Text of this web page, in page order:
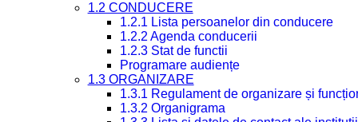
1.2 CONDUCERE
1.2.1 Lista persoanelor din conducere
1.2.2 Agenda conducerii
1.2.3 Stat de functii
Programare audiențe
1.3 ORGANIZARE
1.3.1 Regulament de organizare și
1.3.2 Organigrama